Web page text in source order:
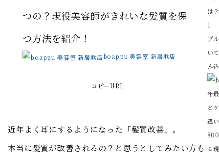
つの？現役美容師がきれいな髪質を保
つ方法を紹介！
boappu 美容室 新居浜店
コピーURL
近年よく耳にするようになった「髪質改善」。
本当に髪質が改善されるの？と思うとしてみたい方も
1
プ
い
み